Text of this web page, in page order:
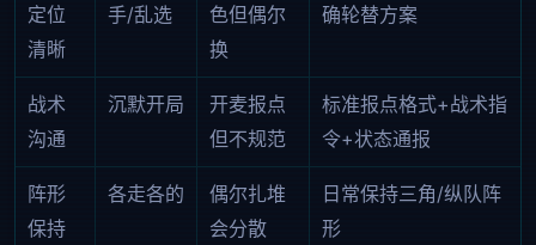
定位
清晰
手/乱选
色但偶尔
换
确轮替方案
战术
沟通
沉默开局
开麦报点
但不规范
标准报点格式+战术指
令+状态通报
阵形
保持
各走各的
偶尔扎堆
会分散
日常保持三角/纵队阵
形